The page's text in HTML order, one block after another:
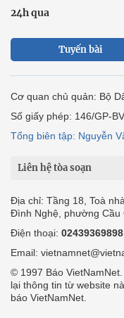
24h qua
Tuyến bài
Cơ quan chủ quản: Bộ
Số giấy phép: 146/GP-
Tổng biên tập: Nguyễn
Liên hệ tòa soạn
Địa chỉ: Tầng 18, Toà
Đình Nghệ, phường Cầu
Điện thoại: 02439369898
Email:
© 1997 Báo
lại thông tin từ website
báo VietNamNet.